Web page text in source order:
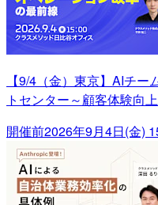
【9/4（金）東京】AIチ
トセンター～顧客体験向
開催前2026年9月4日(金)